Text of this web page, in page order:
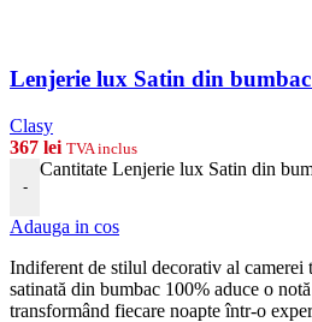
Lenjerie lux Satin din
Clasy
367 lei TVA inclus
-
Cantitate Lenjerie lux Satin din
Adauga in cos
Indiferent de stilul decorativ al camerei
satinată din bumbac 100% aduce o
transformând fiecare noapte într-o